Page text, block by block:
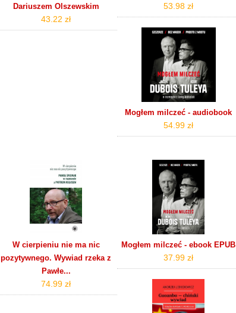
Dariuszem Olszewskim
43.22 zł
53.98 zł
Mogłem milczeć - audiobook
54.99 zł
W cierpieniu nie ma nic
pozytywnego. Wywiad rzeka z
Pawłe...
74.99 zł
Mogłem milczeć - ebook EPUB
37.99 zł